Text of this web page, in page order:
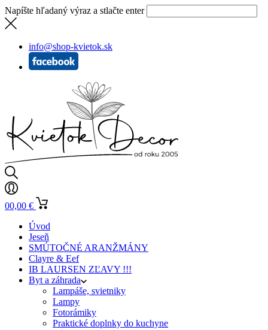
Napíšte hľadaný výraz a stlačte enter
info@shop-kvietok.sk
00,00 €
Úvod
Jeseň
SMÚTOČNÉ ARANŽMÁNY
Clayre & Eef
IB LAURSEN ZĽAVY !!!
Byt a záhrada
Lampáše, svietniky
Lampy
Fotorámiky
Praktické doplnky do kuchyne